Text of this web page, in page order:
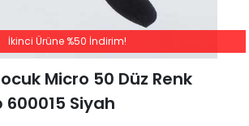
Micro 50 Düz Renk
Siyah
İkinci Ürüne %50 İndirim!